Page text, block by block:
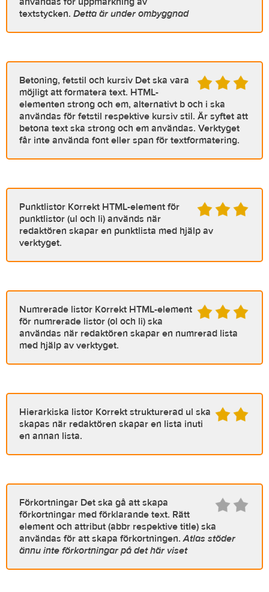
textstycken. Detta är under ombyggnad
Betoning, fetstil och kursiv Det ska vara
möjligt att formatera text. HTML-
elementen strong och em, alternativt b och i ska
användas för fetstil respektive kursiv stil. Är syftet att
betona text ska strong och em användas. Verktyget
får inte använda font eller span för textformatering.
Punktlistor Korrekt HTML-element för
punktlistor (ul och li) används när
redaktören skapar en punktlista med hjälp av
verktyget.
Numrerade listor Korrekt HTML-element
för numrerade listor (ol och li) ska
användas när redaktören skapar en numrerad lista
med hjälp av verktyget.
Hierarkiska listor Korrekt strukturerad ul ska
skapas när redaktören skapar en lista inuti
en annan lista.
Förkortningar Det ska gå att skapa
förkortningar med förklarande text. Rätt
element och attribut (abbr respektive title) ska
användas för att skapa förkortningen. Atlas stöder
ännu inte förkortningar på det här viset